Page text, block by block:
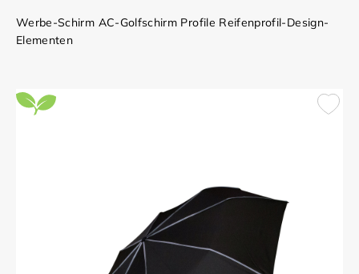
Werbe-Schirm AC-Golfschirm Profile Reifenprofil-Design-
Elementen